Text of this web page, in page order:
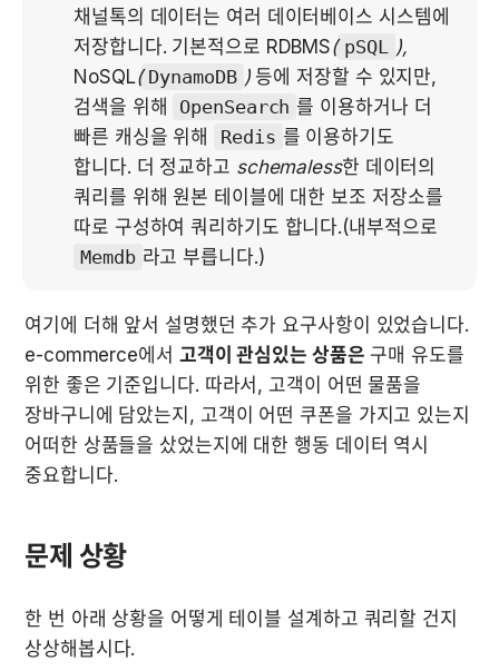
채널톡의 데이터는 여러 데이터베이스 시스템에
저장합니다. 기본적으로 RDBMS( pSQL ),
NoSQL( DynamoDB ) 등에 저장할 수 있지만,
검색을 위해
OpenSearch 를 이용하거나 더
빠른 캐싱을 위해
Redis 를 이용하기도
합니다. 더 정교하고 schemaless한 데이터의
쿼리를 위해 원본 테이블에 대한 보조 저장소를
Memdb 라고 부릅니다.)
여기에 더해 앞서 설명했던 추가 요구사항이 있었습니다.
e-commerce에서 고객이 관심있는 상품은 구매 유도를
위한 좋은 기준입니다. 따라서, 고객이 어떤 물품을
장바구니에 담았는지, 고객이 어떤 쿠폰을 가지고 있는지
어떠한 상품들을 샀었는지에 대한 행동 데이터 역시
중요합니다.
문제 상황
한 번 아래 상황을 어떻게 테이블 설계하고 쿼리할 건지
상상해봅시다.